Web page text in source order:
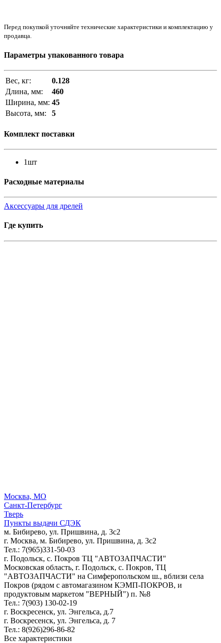
Перед покупкой уточняйте технические характеристики и комплектацию у
продавца.
Параметры упакованного товара
Вес, кг:
0.128
Длина, мм:
460
Ширина, мм: 45
Высота, мм:
5
Комплект поставки
1шт
Расходные материалы
Аксессуары для дрелей
Где купить
Москва, МО
Санкт-Петербург
Тверь
Пункты выдачи СДЭК
м. Бибирево, ул. Пришвина, д. 3с2
г. Москва, м. Бибирево, ул. Пришвина, д. 3с2
Тел.: 7(965)331-50-03
г. Подольск, c. Покров ТЦ "АВТОЗАПЧАСТИ"
Московская область, г. Подольск, c. Покров, ТЦ
"АВТОЗАПЧАСТИ" на Симферопольском ш., вблизи села
Покров (рядом с автомагазином КЭМП-ПОКРОВ, и
продуктовым маркетом "ВЕРНЫЙ") п. №8
Тел.: 7(903) 130-02-19
г. Воскресенск, ул. Энгельса, д.7
г. Воскресенск, ул. Энгельса, д. 7
Тел.: 8(926)296-86-82
Все характеристики